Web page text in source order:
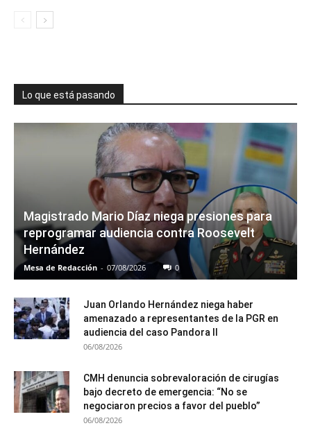
Lo que está pasando
Magistrado Mario Díaz niega presiones para
reprogramar audiencia contra Roosevelt
Hernández
Mesa de Redacción - 07/08/2026 0
Juan Orlando Hernández niega haber
amenazado a representantes de la PGR en
audiencia del caso Pandora II
06/08/2026
CMH denuncia sobrevaloración de cirugías
bajo decreto de emergencia: “No se
negociaron precios a favor del pueblo”
06/08/2026